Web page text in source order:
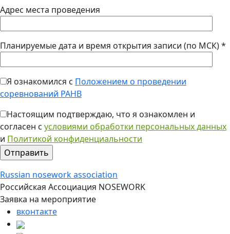
Адрес места проведения
Планируемые дата и время открытия записи (по МСК) *
Я ознакомился с Положением о проведении
соревнований РАНВ
Настоящим подтверждаю, что я ознакомлен и
согласен с условиями обработки персональных данных
и Политикой конфиденциальности
Russian nosework association
Российская Ассоциация NOSEWORK
Заявка на мероприятие
вконтакте